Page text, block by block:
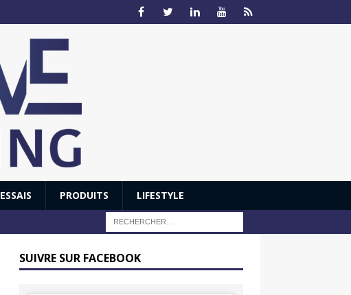
ESSAIS PRODUITS LIFESTYLE
SUIVRE SUR FACEBOOK